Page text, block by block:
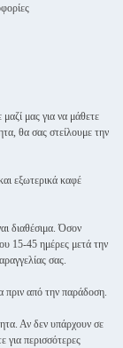
μας για να μάθετε
θα σας στείλουμε την
εξωτερικά καφέ
διαθέσιμα. Όσον
15-45 ημέρες μετά την
σας.
πριν από την παράδοση.
Αν δεν υπάρχουν σε
περισσότερες